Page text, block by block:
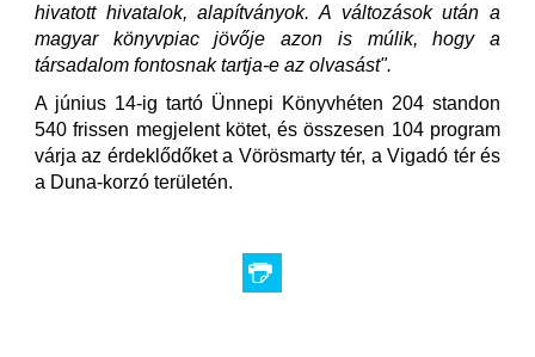
hivatott hivatalok, alapítványok. A változások után a
magyar könyvpiac jövője azon is múlik, hogy a
társadalom fontosnak tartja-e az olvasást".
A június 14-ig tartó Ünnepi Könyvhéten 204 standon
540 frissen megjelent kötet, és összesen 104 program
várja az érdeklődőket a Vörösmarty tér, a Vigadó tér és
a Duna-korzó területén.